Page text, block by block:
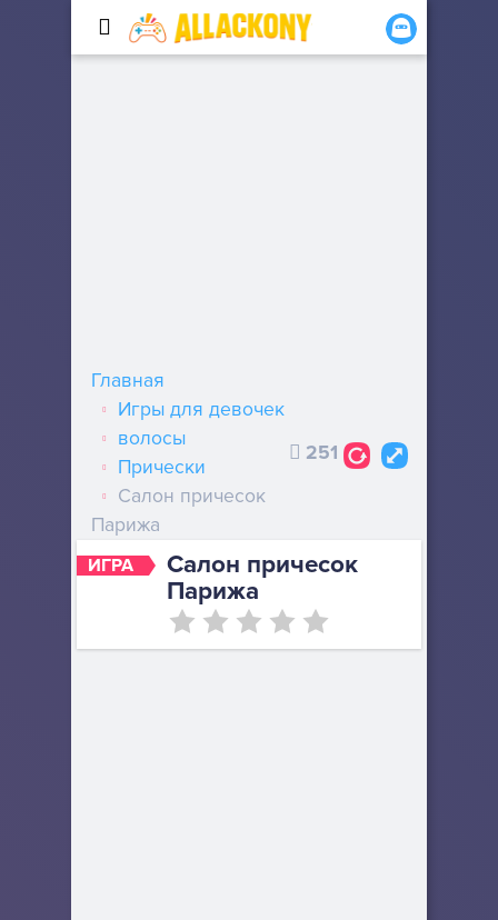
ИГРА
Салон причесок
Парижа
Главная
Игры для девочек
волосы
Прически
Салон причесок
Парижа
251